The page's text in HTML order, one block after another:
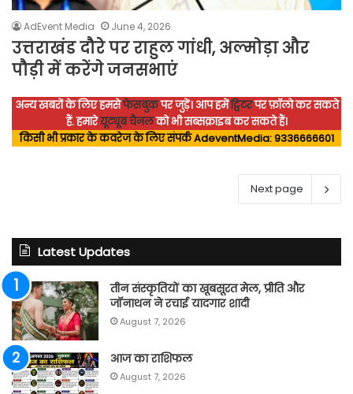
AdEvent Media June 4, 2026
उत्तराखंड दौरे पर राहुल गांधी, अल्मोड़ा और
पौड़ी में करेंगे जनसभाएं
अन्य खबरों के लिए हमसेफेसबुकपर जुड़ें। आप हमेंट्विटरपर फ़ॉलो कर सकते
हैं.हमारेयूट्यूब चैनलको भी सब्सक्राइब कर सकते हैं।
किसी भी प्रकार के कवरेज के लिए संपर्क AdeventMedia: 9336666601
Next page
Latest Updates
तीन संस्कृतियों का खूबसूरत मेल, प्रीति और
जॉनाथन ने रचाई यादगार शादी
August 7, 2026
आज का राशिफल
August 7, 2026